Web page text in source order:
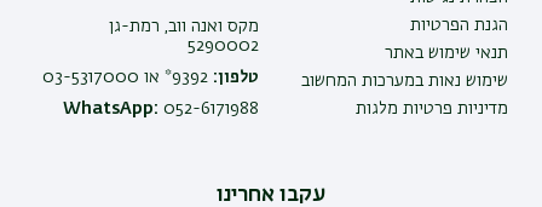
הגנת הפרטיות
תנאי שימוש באתר
שימוש נאות במערכות המחשוב
מדיניות פרטיות מלגות
מקס ואנה ווב, רמת-גן
5290002
טלפון:
WhatsApp: 052-6171988
עקבו אחרינו